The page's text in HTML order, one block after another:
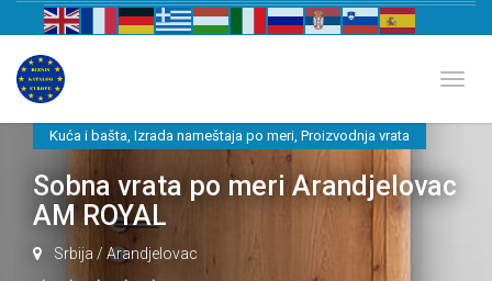
Kuća i bašta, Izrada nameštaja po meri, Proizvodnja vrata
Sobna vrata po meri Arandjelovac
AM ROYAL
Srbija / Arandjelovac